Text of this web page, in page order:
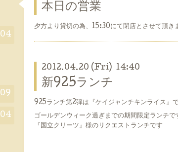
本日の営業
夕方より貸切の為、15:30にて閉店とさせて頂き
2012.04.20 (Fri) 14:40
新925ランチ
925ランチ第2弾は『ケイジャンチキンライス』
ゴールデンウィーク過ぎまでの期間限定ランチ
『国立クリーツ』様のリクエストランチです
04
09
04